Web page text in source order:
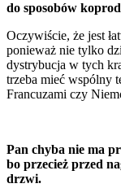
do sposobów
Oczywiście, że jest
ponieważ nie tylko
dystrybucja w tych
trzeba mieć wspólny
Francuzami czy
Pan chyba nie ma
bo przecież przed
drzwi.